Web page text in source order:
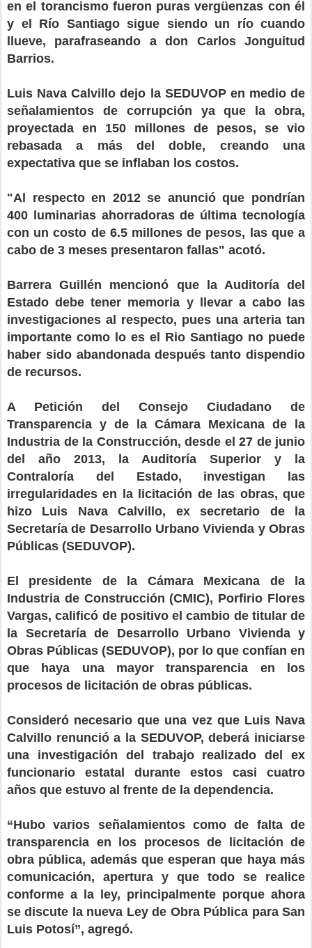
en el torancismo fueron puras vergüenzas con él
y el Río Santiago sigue siendo un río cuando
llueve, parafraseando a don Carlos Jonguitud
Barrios.
Luis Nava Calvillo dejo la SEDUVOP en medio de
señalamientos de corrupción ya que la obra,
proyectada en 150 millones de pesos, se vio
rebasada a más del doble, creando una
expectativa que se inflaban los costos.
"Al respecto en 2012 se anunció que pondrían
400 luminarias ahorradoras de última tecnología
con un costo de 6.5 millones de pesos, las que a
cabo de 3 meses presentaron fallas" acotó.
Barrera Guillén mencionó que la Auditoría del
Estado debe tener memoria y llevar a cabo las
investigaciones al respecto, pues una arteria tan
importante como lo es el Rio Santiago no puede
haber sido abandonada después tanto dispendio
de recursos.
A Petición del Consejo Ciudadano de
Transparencia y de la Cámara Mexicana de la
Industria de la Construcción, desde el 27 de junio
del año 2013, la Auditoría Superior y la
Contraloría del Estado, investigan las
irregularidades en la licitación de las obras, que
hizo Luis Nava Calvillo, ex secretario de la
Secretaría de Desarrollo Urbano Vivienda y Obras
Públicas (SEDUVOP).
El presidente de la Cámara Mexicana de la
Industria de Construcción (CMIC), Porfirio Flores
Vargas, calificó de positivo el cambio de titular de
la Secretaría de Desarrollo Urbano Vivienda y
Obras Públicas (SEDUVOP), por lo que confían en
que haya una mayor transparencia en los
procesos de licitación de obras públicas.
Consideró necesario que una vez que Luis Nava
Calvillo renunció a la SEDUVOP, deberá iniciarse
una investigación del trabajo realizado del ex
funcionario estatal durante estos casi cuatro
años que estuvo al frente de la dependencia.
“Hubo varios señalamientos como de falta de
transparencia en los procesos de licitación de
obra pública, además que esperan que haya más
comunicación, apertura y que todo se realice
conforme a la ley, principalmente porque ahora
se discute la nueva Ley de Obra Pública para San
Luis Potosí”, agregó.